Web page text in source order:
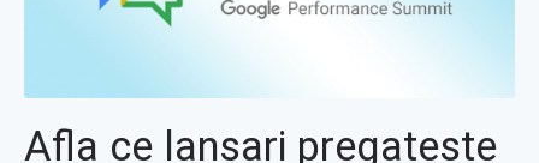
Afla ce lansari pregateste